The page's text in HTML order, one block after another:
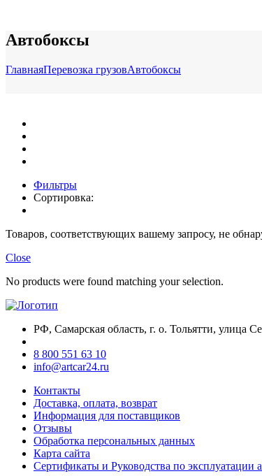
Автобоксы
ГлавнаяПеревозка грузовАвтобоксы
Фильтры
Сортировка:
Товаров, соответствующих вашему запросу, не
Close
No products were found matching your selection.
РФ, Самарская область, г. о. Тольятти, улица
8 800 551 63 10
info@artcar24.ru
Контакты
Доставка, оплата, возврат
Информация для поставщиков
Отзывы
Обработка персональных данных
Карта сайта
Сертификаты и Руководства по